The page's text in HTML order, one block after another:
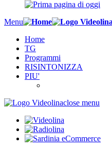
Menu
Home
TG
Programmi
RISINTONIZZA
PIU'
close menu